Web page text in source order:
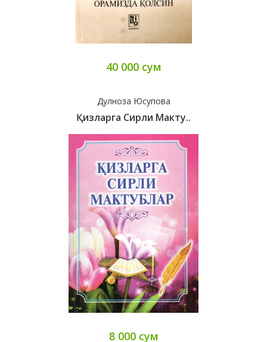
40 000 сум
Дулноза Юсупова
Қизларга Сирли Макту..
8 000 сум